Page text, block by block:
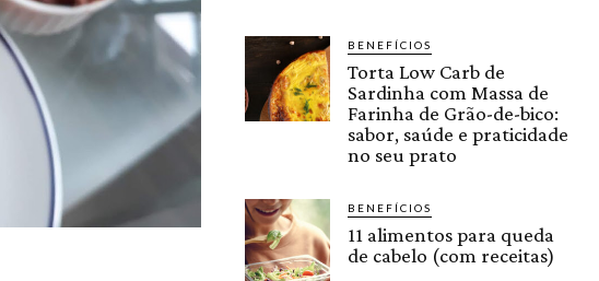
BENEFÍCIOS
Torta Low Carb de
Sardinha com Massa de
Farinha de Grão-de-bico:
sabor, saúde e praticidade
no seu prato
BENEFÍCIOS
11 alimentos para queda
de cabelo (com receitas)